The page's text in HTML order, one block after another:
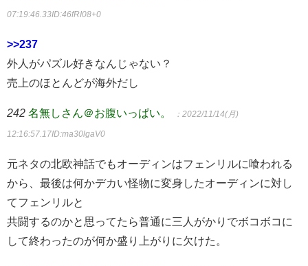
07:19:46.33ID:46fRI08+0
>>237
外人がパズル好きなんじゃない？
売上のほとんどが海外だし
242 名無しさん＠お腹いっぱい。 ：2022/11/14(月)
12:16:57.17ID:ma30lgaV0
元ネタの北欧神話でもオーディンはフェンリルに喰われる
から、最後は何かデカい怪物に変身したオーディンに対し
てフェンリルと
共闘するのかと思ってたら普通に三人がかりでボコボコに
して終わったのが何か盛り上がりに欠けた。